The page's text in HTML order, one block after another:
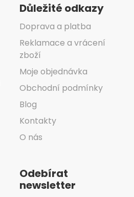
Důležité odkazy
Doprava a platba
Reklamace a vrácení
zboží
Moje objednávka
Obchodní podmínky
Blog
Kontakty
O nás
Odebírat
newsletter